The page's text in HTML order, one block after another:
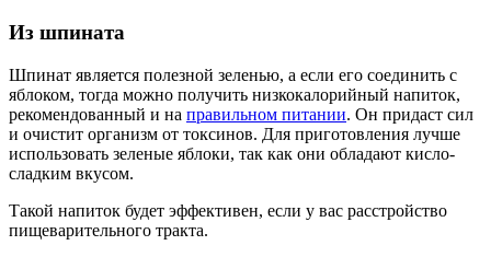
Из шпината
Шпинат является полезной зеленью, а если его соединить с
яблоком, тогда можно получить низкокалорийный напиток,
рекомендованный и на правильном питании. Он придаст сил
и очистит организм от токсинов. Для приготовления лучше
использовать зеленые яблоки, так как они обладают кисло-
сладким вкусом.
Такой напиток будет эффективен, если у вас расстройство
пищеварительного тракта.